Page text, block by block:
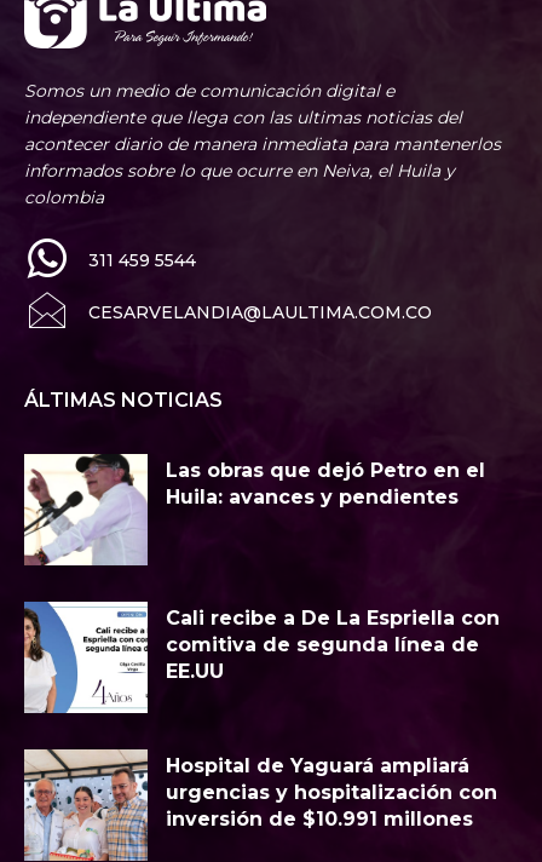
Somos un medio de comunicación digital e
independiente que llega con las ultimas noticias del
acontecer diario de manera inmediata para mantenerlos
informados sobre lo que ocurre en Neiva, el Huila y
colombia
311 459 5544
CESARVELANDIA@LAULTIMA.COM.CO
ÁLTIMAS NOTICIAS
Las obras que dejó Petro en el
Huila: avances y pendientes
Cali recibe a De La Espriella con
comitiva de segunda línea de
EE.UU
Hospital de Yaguará ampliará
urgencias y hospitalización con
inversión de $10.991 millones